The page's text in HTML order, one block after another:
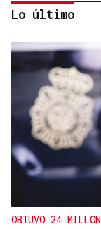
Lo último
OBTUVO 24